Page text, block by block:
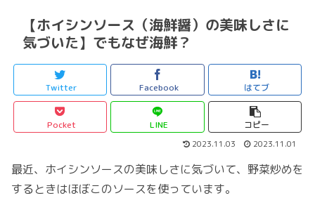
【ホイシンソース（海鮮醤）の美味しさに
気づいた】でもなぜ海鮮？
Twitter Facebook はてブ
Pocket LINE コピー
2023.11.03 2023.11.01
最近、ホイシンソースの美味しさに気づいて、野菜炒めを
するときはほぼこのソースを使っています。